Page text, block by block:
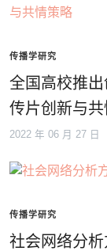
传播学研究
全国高校推
传片创新与
2022 年 06 月 27 日
传播学研究
社会网络分